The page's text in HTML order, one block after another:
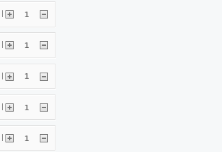
| 1
1
| 1
| 1
| 1